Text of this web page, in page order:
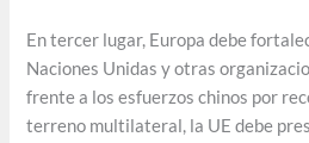
En tercer lugar, Europa debe
Naciones Unidas y otras
frente a los esfuerzos chinos por
terreno multilateral, la UE debe